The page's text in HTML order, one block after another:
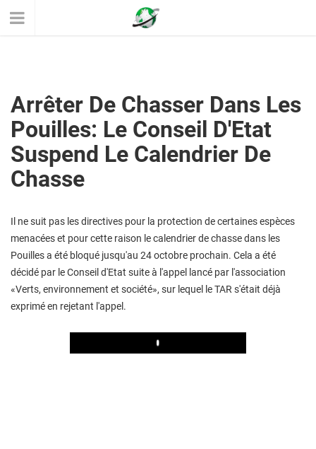
Arrêter De Chasser Dans Les
Pouilles: Le Conseil D'Etat
Suspend Le Calendrier De
Chasse
Il ne suit pas les directives pour la protection de certaines espèces
menacées et pour cette raison le calendrier de chasse dans les
Pouilles a été bloqué jusqu'au 24 octobre prochain. Cela a été
décidé par le Conseil d'Etat suite à l'appel lancé par l'association
«Verts, environnement et société», sur lequel le TAR s'était déjà
exprimé en rejetant l'appel.
Play